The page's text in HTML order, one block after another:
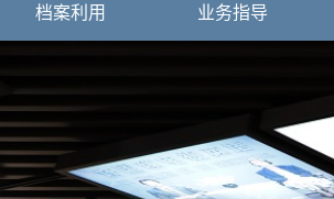
档案利用 业务指导